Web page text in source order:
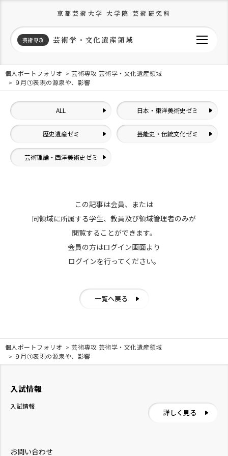
京都芸術大学 大学院 芸術研究科
芸術専攻 芸術学・文化遺産領域
個人ポートフォリオ
芸術専攻 芸術学・文化遺産領域
９月①表現の源泉や、影響
ALL 日本・東洋美術史ゼミ
歴史遺産ゼミ 芸能史・伝統文化ゼミ
芸術理論・西洋美術史ゼミ
この記事は会員、または
同領域に所属する学生、教員及び領域管理者のみが
閲覧することができます。
会員の方はログイン画面より
ログインを行ってください。
一覧へ戻る
個人ポートフォリオ
芸術専攻 芸術学・文化遺産領域
９月①表現の源泉や、影響
お問い合わせ
入試情報
入試情報
詳しく見る